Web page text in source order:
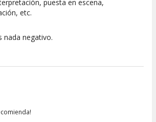
puesta en escena,
etc.
nada negativo.